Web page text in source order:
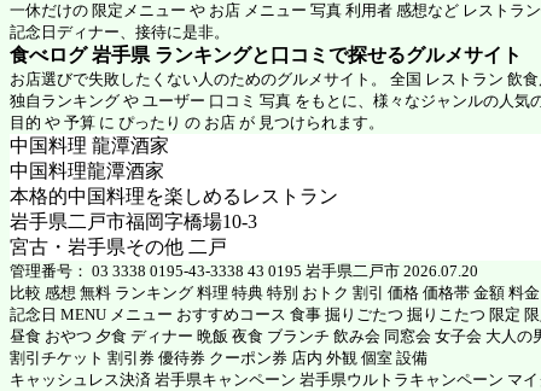
一休だけの 限定メニュー や お店 メニュー 写真 利用者 感想など レストラ
記念日ディナー、接待に是非。
食べログ 岩手県 ランキングと口コミで探せるグルメサイト
お店選びで失敗したくない人のためのグルメサイト。 全国 レストラン 飲
独自ランキング や ユーザー 口コミ 写真 をもとに、様々なジャンルの人気
目的 や 予算 に ぴったり の お店 が 見つけられます。
中国料理 龍潭酒家
中国料理龍潭酒家
本格的中国料理を楽しめるレストラン
岩手県二戸市福岡字橋場10-3
宮古・岩手県その他 二戸
管理番号： 03 3338 0195-43-3338 43 0195 岩手県二戸市 2026.07.20
比較 感想 無料 ランキング 料理 特典 特別 おトク 割引 価格 価格帯 金額 料
記念日 MENU メニュー おすすめコース 食事 掘りごたつ 掘りこたつ 限定
昼食 おやつ 夕食 ディナー 晩飯 夜食 ブランチ 飲み会 同窓会 女子会 大人の
割引チケット 割引券 優待券 クーポン券 店内 外観 個室 設備
キャッシュレス決済 岩手県キャンペーン 岩手県ウルトラキャンペーン マ